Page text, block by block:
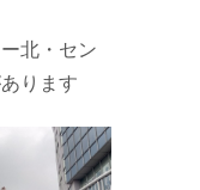
北・セン
ります